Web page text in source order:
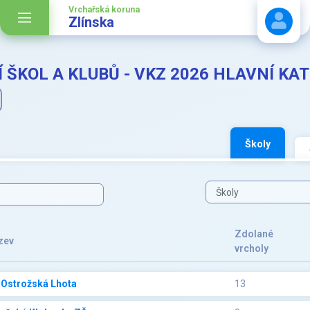
Vrchařská koruna
Zlínska
Stáhnout návod
ŠKOL A KLUBŮ - VKZ 2026 HLAVNÍ
Školy
Zdolané
vrcholy
Lhota 13